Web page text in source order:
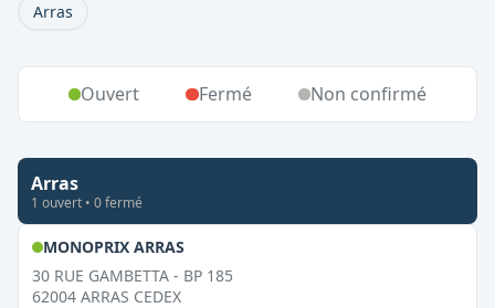
Arras
Ouvert Fermé Non confirmé
Arras
1 ouvert • 0fermé
MONOPRIX ARRAS,
30 RUE GAMBETTA - BP 185
62004 ARRAS CEDEX